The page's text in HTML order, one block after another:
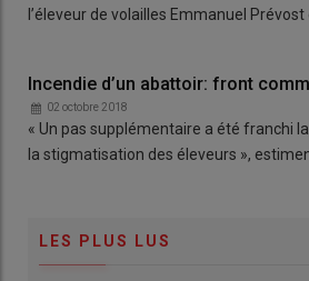
l’éleveur de volailles Emmanuel
Incendie d’un abattoir: front
02 octobre 2018
« Un pas supplémentaire a été franchi
la stigmatisation des éleveurs »,
LES PLUS LUS